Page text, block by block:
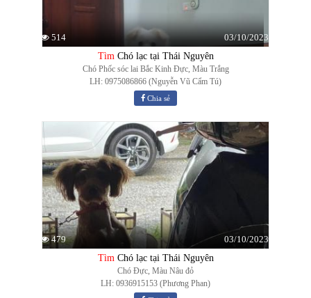
514
03/10/2023
Tìm Chó lạc tại Thái Nguyên
Chó Phốc sóc lai Bắc Kinh Đực, Màu Trắng
LH: 0975086866 (Nguyễn Vũ Cẩm Tú)
Chia sẻ
479
03/10/2023
Tìm Chó lạc tại Thái Nguyên
Chó Đực, Màu Nâu đỏ
LH: 0936915153 (Phương Phan)